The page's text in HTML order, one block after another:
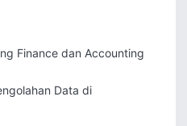
Finance dan Accounting
Data di